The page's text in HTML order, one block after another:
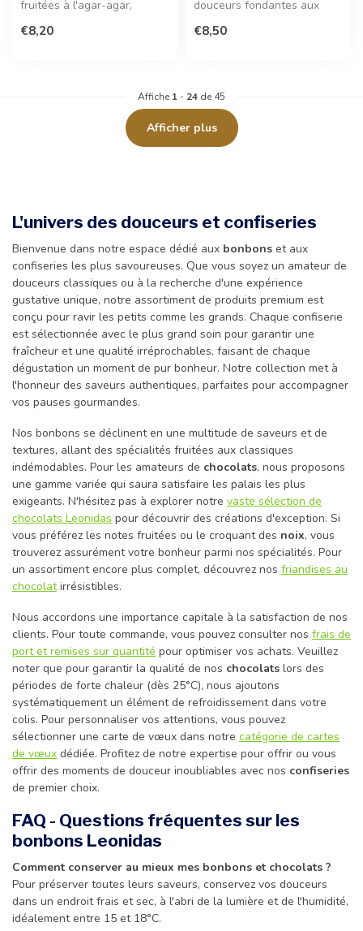
fruitées à l'agar-agar,
et un...
€8,20
douceurs fondantes aux
parfaite...
€8,50
Affiche 1 - 24 de 45
Afficher plus
L'univers des douceurs et confiseries
Bienvenue dans notre espace dédié aux bonbons et aux
confiseries les plus savoureuses. Que vous soyez un amateur de
douceurs classiques ou à la recherche d'une expérience
gustative unique, notre assortiment de produits premium est
conçu pour ravir les petits comme les grands. Chaque confiserie
est sélectionnée avec le plus grand soin pour garantir une
fraîcheur et une qualité irréprochables, faisant de chaque
dégustation un moment de pur bonheur. Notre collection met à
l'honneur des saveurs authentiques, parfaites pour accompagner
vos pauses gourmandes.
Nos bonbons se déclinent en une multitude de saveurs et de
textures, allant des spécialités fruitées aux classiques
indémodables. Pour les amateurs de chocolats, nous proposons
une gamme variée qui saura satisfaire les palais les plus
exigeants. N'hésitez pas à explorer notre vaste sélection de
chocolats Leonidas pour découvrir des créations d'exception. Si
vous préférez les notes fruitées ou le croquant des noix, vous
trouverez assurément votre bonheur parmi nos spécialités. Pour
un assortiment encore plus complet, découvrez nos friandises au
chocolatirrésistibles.
Nous accordons une importance capitale à la satisfaction de nos
clients. Pour toute commande, vous pouvez consulter nos frais de
port et remises sur quantité pour optimiser vos achats. Veuillez
noter que pour garantir la qualité de nos chocolats lors des
périodes de forte chaleur (dès 25°C), nous ajoutons
systématiquement un élément de refroidissement dans votre
colis. Pour personnaliser vos attentions, vous pouvez
sélectionner une carte de vœux dans notre catégorie de cartes
de vœux dédiée. Profitez de notre expertise pour offrir ou vous
offrir des moments de douceur inoubliables avec nos confiseries
de premier choix.
FAQ - Questions fréquentes sur les
bonbons Leonidas
Comment conserver au mieux mes bonbons et chocolats ?
Pour préserver toutes leurs saveurs, conservez vos douceurs
dans un endroit frais et sec, à l'abri de la lumière et de l'humidité,
idéalement entre 15 et 18°C.